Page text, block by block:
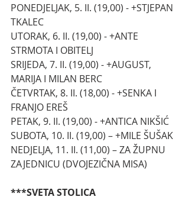
PONEDJELJAK, 5. II. (19,00) - +STJEPAN
TKALEC
UTORAK, 6. II. (19,00) - +ANTE
STRMOTA I OBITELJ
SRIJEDA, 7. II. (19,00) - +AUGUST,
MARIJA I MILAN BERC
ČETVRTAK, 8. II. (18,00) - +SENKA I
FRANJO EREŠ
PETAK, 9. II. (19,00) - +ANTICA NIKŠIĆ
SUBOTA, 10. II. (19,00) – +MILE ŠUŠAK
NEDJELJA, 11. II. (11,00) – ZA ŽUPNU
ZAJEDNICU (DVOJEZIČNA MISA)
***SVETA STOLICA